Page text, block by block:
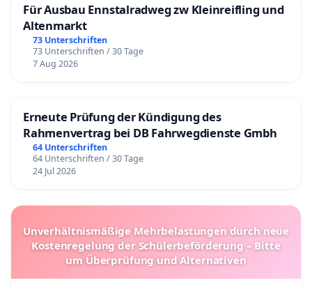
Für Ausbau Ennstalradweg zw Kleinreifling und
Altenmarkt
73 Unterschriften
73 Unterschriften / 30 Tage
7 Aug 2026
Erneute Prüfung der Kündigung des
Rahmenvertrag bei DB Fahrwegdienste Gmbh
64 Unterschriften
64 Unterschriften / 30 Tage
24 Jul 2026
Unverhältnismäßige Mehrbelastungen durch neue
Kostenregelung der Schülerbeförderung – Bitte
um Überprüfung und Alternativen